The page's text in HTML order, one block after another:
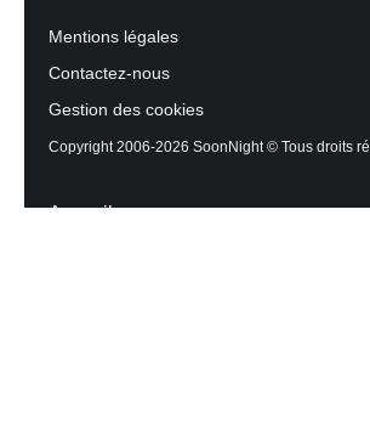
Mentions légales
Contactez-nous
Gestion des cookies
Copyright 2006-2026 SoonNight © Tous droits
Accueil